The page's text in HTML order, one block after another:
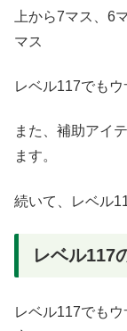
上から7マス、6
マス
レベル117でもウ
また、補助アイ
ます。
続いて、レベル
レベル117
レベル117でも